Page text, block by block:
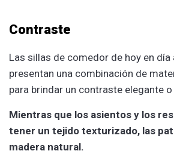
Contraste
Las sillas de comedor de hoy en día
presentan una combinación de
para brindar un contraste elegante
Mientras que los asientos y los
tener un tejido texturizado, las
madera natural.